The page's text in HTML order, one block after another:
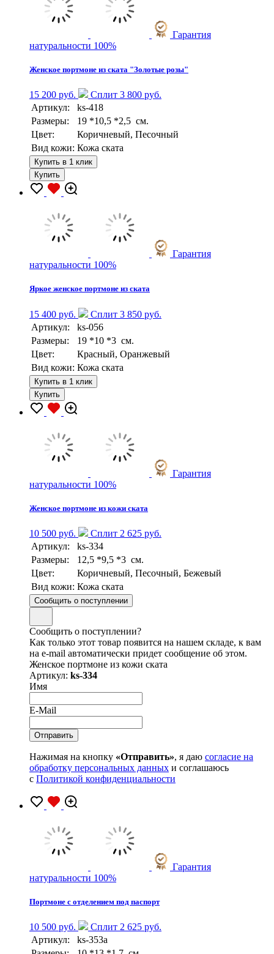
Гарантия
натуральности 100%
Женское портмоне из ската "Золотые розы"
15 200 руб.
Сплит 3 800 руб.
Артикул:
ks-418
Размеры:
19 *10,5 *2,5 см.
Цвет:
Коричневый, Песочный
Вид кожи: Кожа ската
Купить в 1 клик
Купить
Гарантия
натуральности 100%
Яркое женское портмоне из ската
15 400 руб.
Сплит 3 850 руб.
Артикул:
ks-056
Размеры:
19 *10 *3 см.
Цвет:
Красный, Оранжевый
Вид кожи: Кожа ската
Купить в 1 клик
Купить
Гарантия
натуральности 100%
Женское портмоне из кожи ската
10 500 руб.
Сплит 2 625 руб.
Артикул:
ks-334
Размеры:
12,5 *9,5 *3 см.
Цвет:
Коричневый, Песочный, Бежевый
Вид кожи: Кожа ската
Сообщить о поступлении
Сообщить о поступлении?
Как только этот товар появится на нашем складе, к вам
на e-mail автоматически придет сообщение об этом.
Женское портмоне из кожи ската
Артикул: ks-334
Имя
E-Mail
Нажимая на кнопку «Отправить», я даю согласие на
обработку персональных данных и соглашаюсь
с Политикой конфиденциальности
Гарантия
натуральности 100%
Портмоне с отделением под паспорт
10 500 руб.
Сплит 2 625 руб.
Артикул:
ks-353a